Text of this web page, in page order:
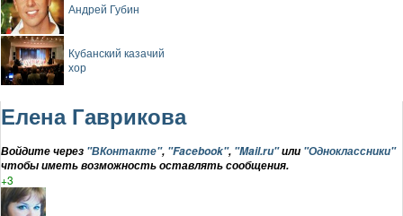
Андрей Губин
Кубанский казачий
хор
Елена Гаврикова
Войдите через "ВКонтакте", "Facebook", "Mail.ru"или "Одноклассники"
чтобы иметь возможность оставлять сообщения.
+3